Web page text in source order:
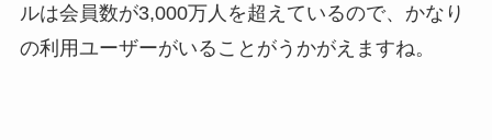
ルは会員数が3,000万人を超えているので、かなり
の利用ユーザーがいることがうかがえますね。